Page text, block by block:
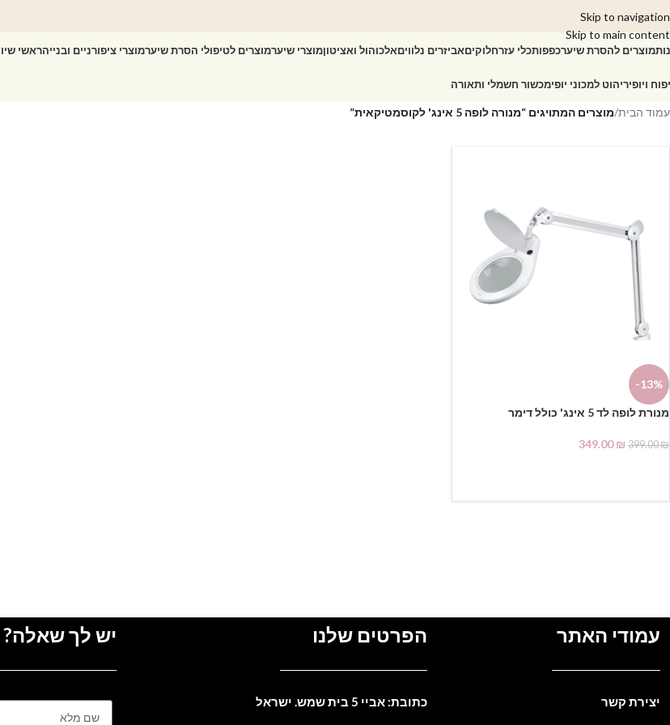
Skip to navigation
Skip to main content
מוצרים להסרת שיערכפפותכלי עזרחלוקיםאביזרים נלוויםאלכוהול ואציטוןמוצרי שיערמוצרים לטיפולי הסרת שיערמוצרי ציפורניים ובנייהראשי
ויופיריהוט למכוני יופימכשור חשמלי ותאורה
עמוד הבית/מוצרים המתויגים “מנורה לופה 5 אינג' לקוסמטיקאית”
-13%
מנורת לופה לד 5 אינג' כולל דימר
399.00₪
349.00₪
עמודי האתר
יצירת קשר
הפרטים שלנו
כתובת: אביי 5 בית שמש. ישראל
יש לך שאלה?